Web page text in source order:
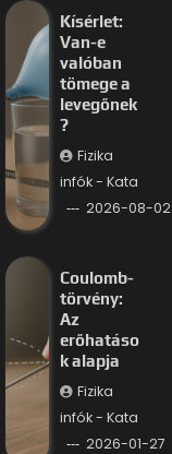
Kísérlet:
Van-e
valóban
tömege a
levegőnek
?
Fizika
infók - Kata
2026-08-02
Coulomb-
törvény:
Az
erőhatáso
k alapja
Fizika
infók - Kata
2026-01-27